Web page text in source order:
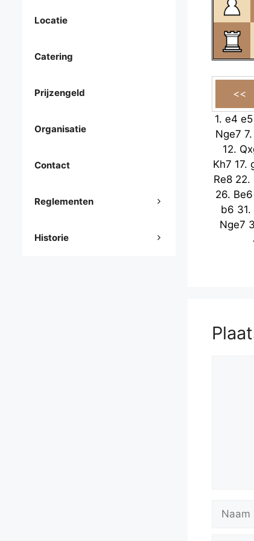
1. e4 e5
Nge7 7.
12.
Kh7 17.
Re8 22.
26. Be6
b6 31.
Nge7
Locatie
Catering
Prijzengeld
Organisatie
Contact
Reglementen
Historie